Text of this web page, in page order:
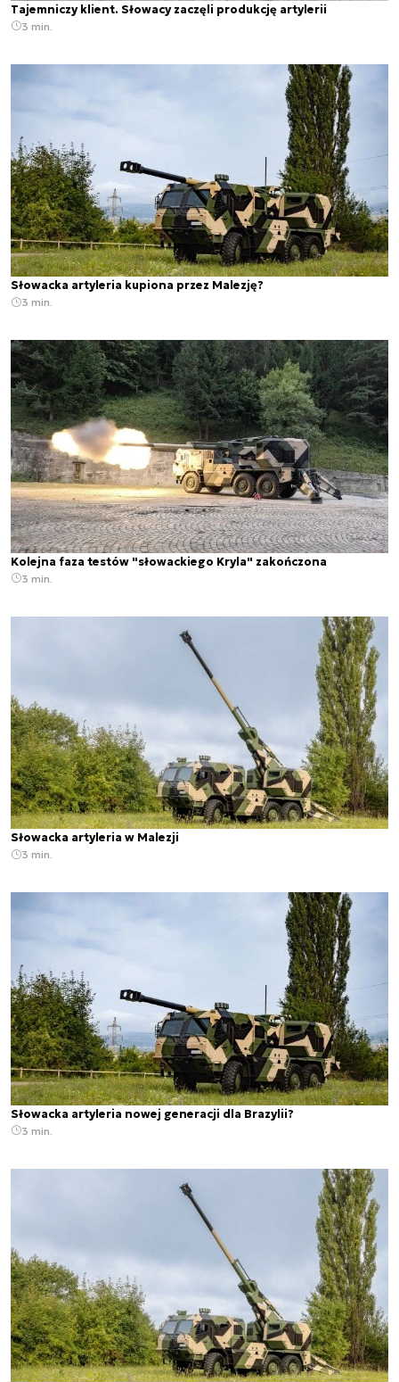
Tajemniczy klient. Słowacy zaczęli produkcję artylerii
3 min.
Słowacka artyleria kupiona przez Malezję?
3 min.
Kolejna faza testów "słowackiego Kryla" zakończona
3 min.
Słowacka artyleria w Malezji
3 min.
Słowacka artyleria nowej generacji dla Brazylii?
3 min.